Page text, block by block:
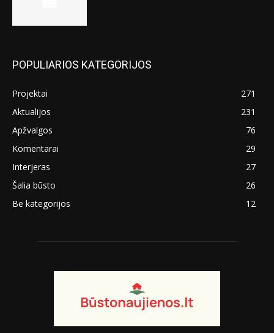
POPULIARIOS KATEGORIJOS
Projektai
271
Aktualijos
231
Apžvalgos
76
Komentarai
29
Interjeras
27
Šalia būsto
26
Be kategorijos
12